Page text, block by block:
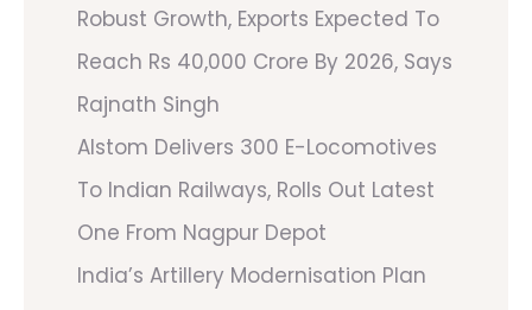
Robust Growth, Exports Expected To
Reach Rs 40,000 Crore By 2026, Says
Rajnath Singh
Alstom Delivers 300 E-Locomotives
To Indian Railways, Rolls Out Latest
One From Nagpur Depot
India’s Artillery Modernisation Plan